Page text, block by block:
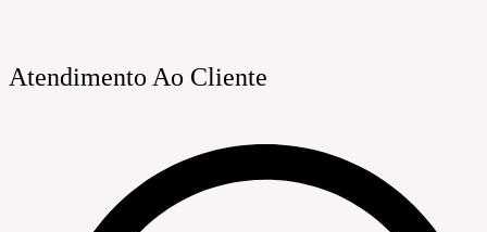
Atendimento Ao Cliente